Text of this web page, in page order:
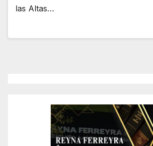
las Altas…